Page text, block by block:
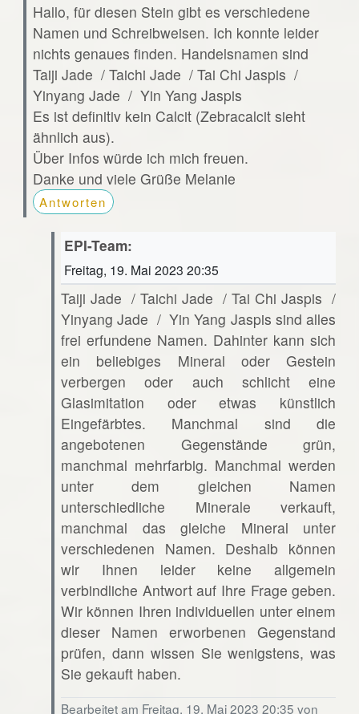
Hallo, für diesen Stein gibt es verschiedene
Namen und Schreibweisen. Ich konnte leider
nichts genaues finden. Handelsnamen sind
Taiji Jade / Taichi Jade / Tai Chi Jaspis /
Yinyang Jade / Yin Yang Jaspis
Es ist definitiv kein Calcit (Zebracalcit sieht
ähnlich aus).
Über Infos würde ich mich freuen.
Danke und viele Grüße Melanie
Antworten
EPI-Team:
Freitag, 19. Mai 2023 20:35
Taiji Jade / Taichi Jade / Tai Chi Jaspis /
Yinyang Jade / Yin Yang Jaspis sind alles
frei erfundene Namen. Dahinter kann sich
ein beliebiges Mineral oder Gestein
verbergen oder auch schlicht eine
Glasimitation oder etwas künstlich
Eingefärbtes. Manchmal sind die
angebotenen Gegenstände grün,
manchmal mehrfarbig. Manchmal werden
unter dem gleichen Namen
unterschiedliche Minerale verkauft,
manchmal das gleiche Mineral unter
verschiedenen Namen. Deshalb können
wir Ihnen leider keine allgemein
verbindliche Antwort auf Ihre Frage geben.
Wir können Ihren individuellen unter einem
dieser Namen erworbenen Gegenstand
prüfen, dann wissen Sie wenigstens, was
Sie gekauft haben.
Bearbeitet am Freitag, 19. Mai 2023 20:35 von